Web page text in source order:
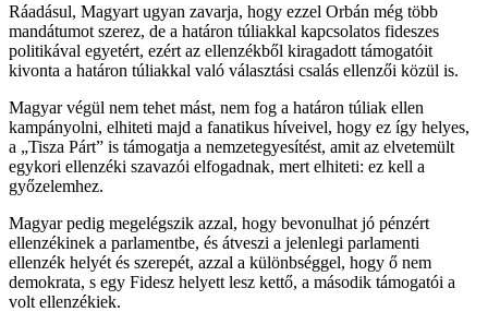
Ráadásul, Magyart ugyan zavarja, hogy ezzel Orbán még több
mandátumot szerez, de a határon túliakkal kapcsolatos fideszes
politikával egyetért, ezért az ellenzékből kiragadott támogatóit
kivonta a határon túliakkal való választási csalás ellenzői közül is.
Magyar végül nem tehet mást, nem fog a határon túliak ellen
kampányolni, elhiteti majd a fanatikus híveivel, hogy ez így helyes,
a „Tisza Párt” is támogatja a nemzetegyesítést, amit az elvetemült
egykori ellenzéki szavazói elfogadnak, mert elhiteti: ez kell a
győzelemhez.
Magyar pedig megelégszik azzal, hogy bevonulhat jó pénzért
ellenzékinek a parlamentbe, és átveszi a jelenlegi parlamenti
ellenzék helyét és szerepét, azzal a különbséggel, hogy ő nem
demokrata, s egy Fidesz helyett lesz kettő, a második támogatói a
volt ellenzékiek.